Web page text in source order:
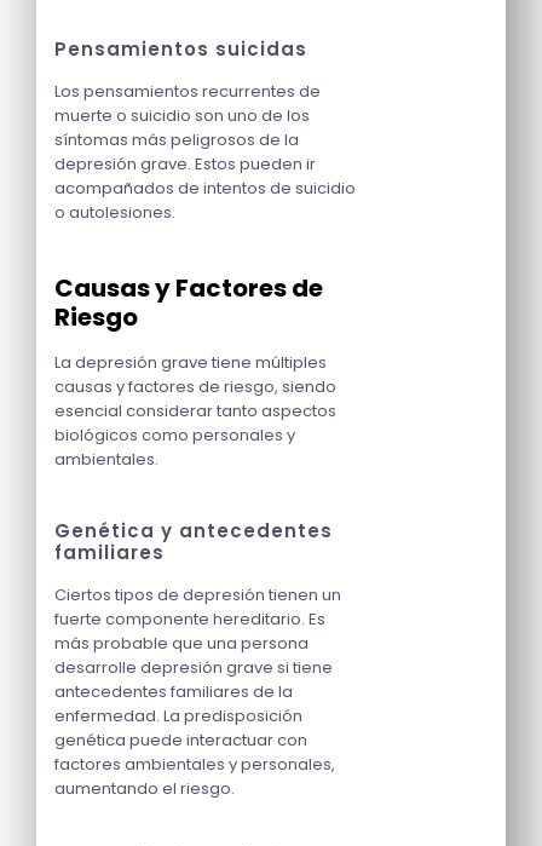
Pensamientos suicidas
Los pensamientos recurrentes de
muerte o suicidio son uno de los
síntomas más peligrosos de la
depresión grave. Estos pueden ir
acompañados de intentos de suicidio
o autolesiones.
Causas y Factores de
Riesgo
La depresión grave tiene múltiples
causas y factores de riesgo, siendo
esencial considerar tanto aspectos
biológicos como personales y
ambientales.
Genética y antecedentes
familiares
Ciertos tipos de depresión tienen un
fuerte componente hereditario. Es
más probable que una persona
desarrolle depresión grave si tiene
antecedentes familiares de la
enfermedad. La predisposición
genética puede interactuar con
factores ambientales y personales,
aumentando el riesgo.